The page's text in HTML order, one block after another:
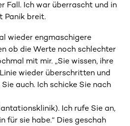
Fall. Ich war überrascht und in
Panik breit.
wieder engmaschigere
ob die Werte noch schlechter
mit mir. „Sie wissen, ihre
wieder überschritten und
auch. Ich schicke Sie nach
Ich rufe Sie an,
für sie habe.“ Dies geschah